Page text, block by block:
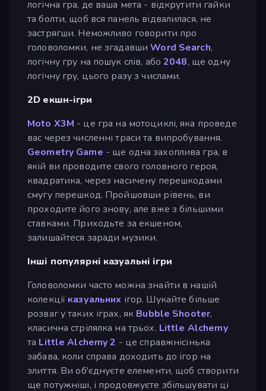
логічна гра, де ваша мета - відкрутити гайки
та болти, щоб вся панель відвалилася, не
застрягши. Неможливо говорити про
головоломки, не згадавшиWord Search,
логічну гру на пошук слів, або2048, ще одну
логічну гру, цього разу з числами.
2D екшн-ігри
Moto X3M - це гра на мотоциклі, яка проведе
вас через численні траси та випробування.
Geometry Game - ще одна захоплива гра, в
якій ви проводите свого головного героя,
квадратика, через насичену перешкодами
смугу перешкод. Пройшовши рівень, ви
проходите його знову, але вже з більшими
ставками. Приходьте за екшеном,
залишайтеся заради музики.
Інші популярні казуальні ігри
Головоломки часто можна знайти в нашій
колекції казуальних ігор. Шукайте більше
розваг у таких іграх, як Bubble Shooter,
класична стрілялка на трьох. Little Alchemy
та Little Alchemy 2 - це справжнісінька
забава, коли справа доходить до ігор на
злиття. Ви об'єднуєте елементи, щоб створити
ще потужніші, і продовжуєте збільшувати ці